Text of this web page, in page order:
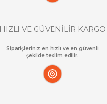
HIZLI VE GÜVENİLİR KARGO
Siparişleriniz en hızlı ve en güvenli
şekilde teslim edilir.